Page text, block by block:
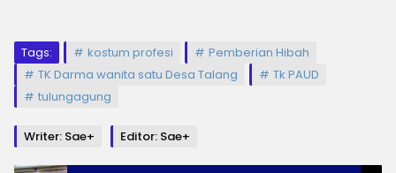
Tags: kostum profesi
Pemberian Hibah
TK Darma wanita satu Desa Talang
Tk PAUD
tulungagung
Writer: Sae+ Editor: Sae+